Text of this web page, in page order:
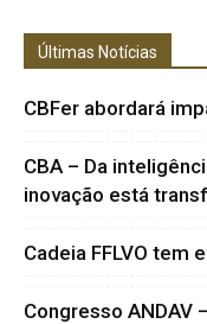
Últimas Notícias
CBFer abordará
CBA – Da
inovação está
Cadeia FFLVO tem
Congresso ANDAV